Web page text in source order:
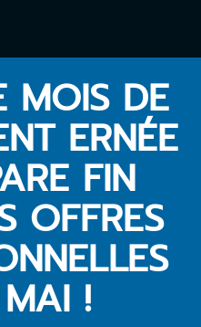
MOIS DE
ERNÉE
FIN
OFFRES
!